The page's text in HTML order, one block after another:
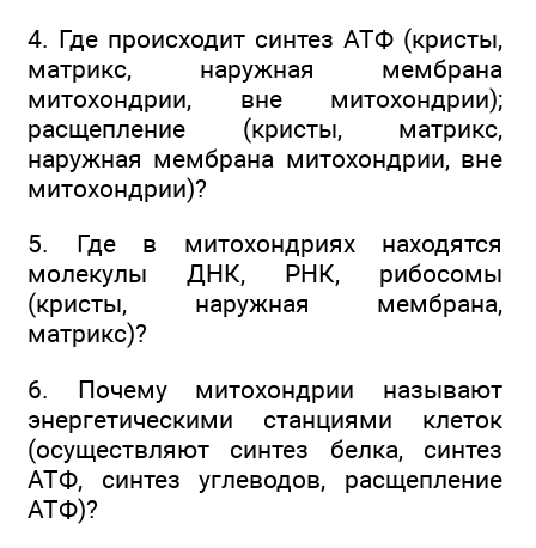
4. Где происходит синтез АТФ (кристы,
матрикс, наружная мембрана
митохондрии, вне митохондрии);
расщепление (кристы, матрикс,
наружная мембрана митохондрии, вне
митохондрии)?
5. Где в митохондриях находятся
молекулы ДНК, РНК, рибосомы
(кристы, наружная мембрана,
матрикс)?
6. Почему митохондрии называют
энергетическими станциями клеток
(осуществляют синтез белка, синтез
АТФ, синтез углеводов, расщепление
АТФ)?